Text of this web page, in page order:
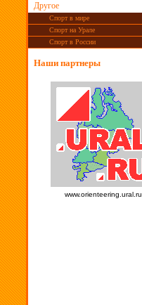
Другое
Спорт в мире
Спорт на Урале
Спорт в России
Наши партнеры
www.orienteering.ural.ru